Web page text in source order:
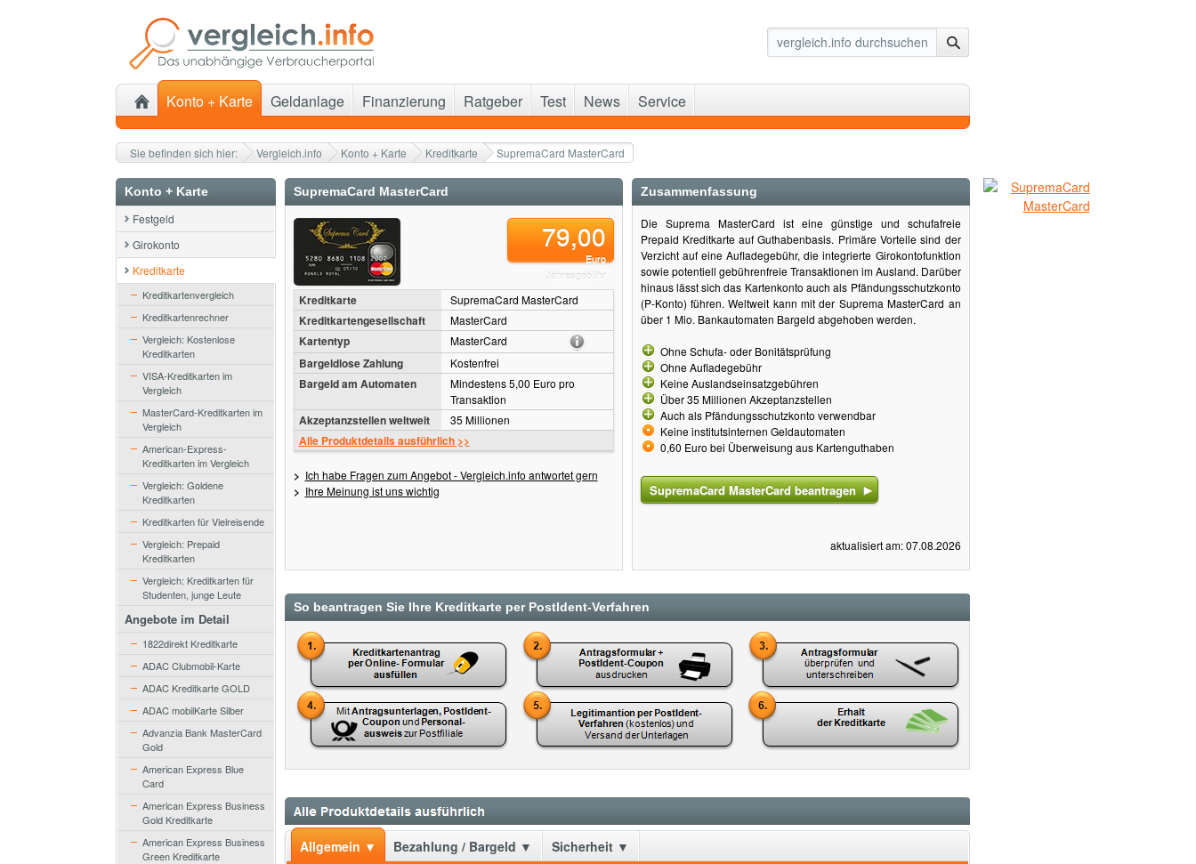
Sie befinden sich hier: Vergleich.info Konto + Karte Kreditkarte SupremaCard MasterCard
Konto + Karte
Festgeld
Girokonto
Kreditkarte
Kreditkartenvergleich
Kreditkartenrechner
Vergleich: Kostenlose
Kreditkarten
VISA-Kreditkarten im
Vergleich
MasterCard-Kreditkarten im
Vergleich
American-Express-
Kreditkarten im Vergleich
Vergleich: Goldene
Kreditkarten
Kreditkarten für Vielreisende
Vergleich: Prepaid
Kreditkarten
Vergleich: Kreditkarten für
Studenten, junge Leute
Angebote im Detail
1822direkt Kreditkarte
ADAC Clubmobil-Karte
ADAC Kreditkarte GOLD
ADAC mobilKarte Silber
Advanzia Bank MasterCard
Gold
American Express Blue
Card
American Express Business
Gold Kreditkarte
American Express Business
Green Kreditkarte
SupremaCard MasterCard
79,00
Euro
Jahresgebühr
Kreditkarte SupremaCard MasterCard
Kreditkartengesellschaft MasterCard
Kartentyp MasterCard
Bargeldlose Zahlung Kostenfrei
Bargeld am Automaten
Mindestens 5,00 Euro pro
Transaktion
Akzeptanzstellen weltweit 35 Millionen
Alle Produktdetails ausführlich >>
> Ich habe Fragen zum Angebot - Vergleich.info antwortet gern
> Ihre Meinung ist uns wichtig
Zusammenfassung
Die Suprema MasterCard ist eine günstige und schufafreie
Prepaid Kreditkarte auf Guthabenbasis. Primäre Vorteile sind der
Verzicht auf eine Aufladegebühr, die integrierte Girokontofunktion
sowie potentiell gebührenfreie Transaktionen im Ausland. Darüber
hinaus lässt sich das Kartenkonto auch als Pfändungsschutzkonto
(P-Konto) führen. Weltweit kann mit der Suprema MasterCard an
über 1 Mio. Bankautomaten Bargeld abgehoben werden.
Ohne Schufa- oder Bonitätsprüfung
Ohne Aufladegebühr
Keine Auslandseinsatzgebühren
Über 35 Millionen Akzeptanzstellen
Auch als Pfändungsschutzkonto verwendbar
Keine institutsinternen Geldautomaten
0,60 Euro bei Überweisung aus Kartenguthaben
SupremaCard MasterCard beantragen
aktualisiert am: 07.08.2026
So beantragen Sie Ihre Kreditkarte per PostIdent-Verfahren
Allgemein ▼ Bezahlung / Bargeld ▼ Sicherheit ▼
Konto + Karte Geldanlage Finanzierung Ratgeber Test News Service